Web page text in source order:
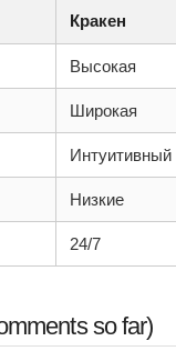
Кракен
Высокая
Широкая
Интуитивный
Низкие
24/7
so far)